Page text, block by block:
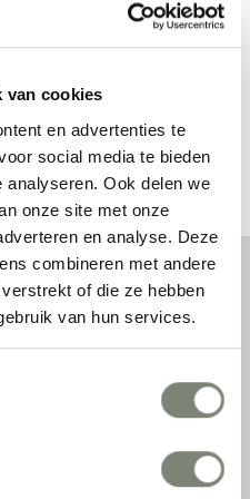
van cookies
en advertenties te
social media te bieden
Ook delen we
onze site met onze
en analyse. Deze
combineren met andere
of die ze hebben
van hun services.
van Luxy
we ons dagelijks met veel
dat voor onze klanten te
en circulaire karakter
hoe we werkomgevingen een